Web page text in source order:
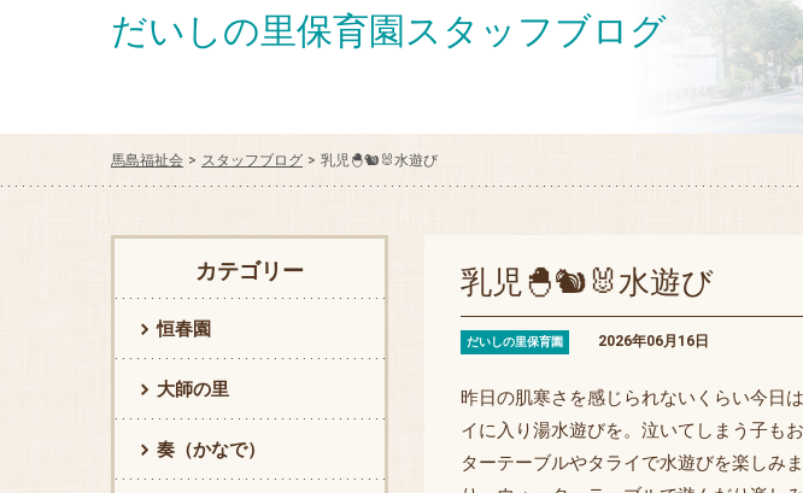
だいしの里保育園スタッフブログ
馬島福祉会 スタッフブログ 乳児🐣🐿🐰水遊び
乳児🐣🐿🐰水遊び
だいしの里保育園 2026年06月16日
昨日の肌寒さを感じられないくらい今日
イに入り湯水遊びを。泣いてしまう子も
ターテーブルやタライで水遊びを楽しみ
カテゴリー
恒春園
大師の里
奏（かなで）